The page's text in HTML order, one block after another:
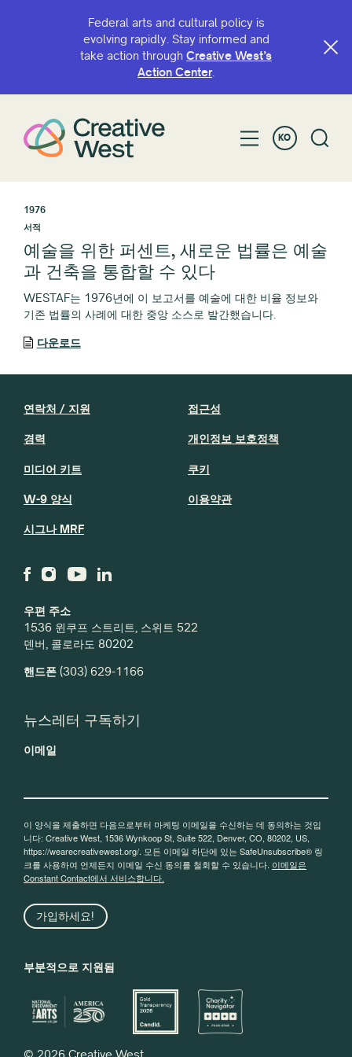
Federal arts and cultural policy is
evolving rapidly. Stay informed and
take action through Creative West’s
Action Center.
KO
1976
서적
예술을 위한 퍼센트, 새로운 법률은 예술
과 건축을 통합할 수 있다
WESTAF는 1976년에 이 보고서를 예술에 대한 비율 정보와
기존 법률의 사례에 대한 중앙 소스로 발간했습니다.
다운로드
우편 주소
1536 윈쿠프 스트리트, 스위트 522
덴버, 콜로라도 80202
핸드폰 (303) 629-1166
연락처 / 지원
경력
미디어 키트
W-9 양식
시그나 MRF
접근성
개인정보 보호정책
쿠키
이용약관
뉴스레터 구독하기
이메일
이 양식을 제출하면 다음으로부터 마케팅 이메일을 수신하는 데 동의하는 것입
니다: Creative West, 1536 Wynkoop St, Suite 522, Denver, CO, 80202, US,
https://wearecreativewest.org/. 모든 이메일 하단에 있는 SafeUnsubscribe® 링
크를 사용하여 언제든지 이메일 수신 동의를 철회할 수 있습니다. 이메일은
Constant Contact에서 서비스합니다.
가입하세요!
부분적으로 지원됨